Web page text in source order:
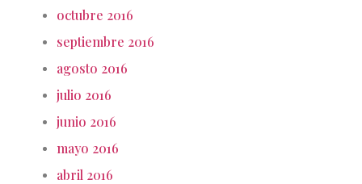
octubre 2016
septiembre 2016
agosto 2016
julio 2016
junio 2016
mayo 2016
abril 2016